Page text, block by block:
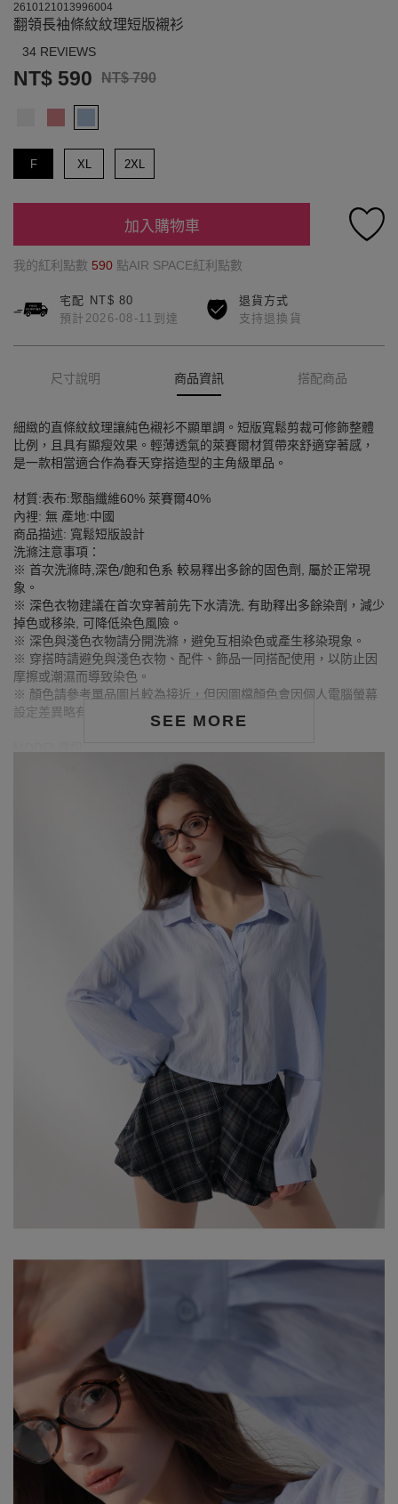
2610121013996004
翻領長袖條紋紋理短版襯衫
34 REVIEWS
NT$ 590 NT$ 790
F XL 2XL
加入購物車
我的紅利點數 590 點AIR SPACE紅利點數
宅配 NT$ 80
預計2026-08-11到達
退貨方式
支持退換貨
尺寸說明 商品資訊 搭配商品
SEE MORE
細緻的直條紋紋理讓純色襯衫不顯單調。短版寬鬆剪裁可修飾整體
比例，且具有顯瘦效果。輕薄透氣的萊賽爾材質帶來舒適穿著感，
是一款相當適合作為春天穿搭造型的主角級單品。
材質:表布:聚酯纖維60% 萊賽爾40%
內裡: 無 產地:中國
商品描述: 寬鬆短版設計
洗滌注意事項：
※ 首次洗滌時,深色/飽和色系 較易釋出多餘的固色劑, 屬於正常現
象。
※ 深色衣物建議在首次穿著前先下水清洗, 有助釋出多餘染劑，減少
掉色或移染, 可降低染色風險。
※ 深色與淺色衣物請分開洗滌，避免互相染色或產生移染現象。
※ 穿搭時請避免與淺色衣物、配件、飾品一同搭配使用，以防止因
摩擦或潮濕而導致染色。
※ 顏色請參考單品圖片較為接近，但因圖檔顏色會因個人電腦螢幕
設定差異略有不同，請以實際商品顏色為準。
身高172cm／胸圍Bust：80cm
腰圍Waist：60cm／臀圍hips：89cm
試穿報告：模特兒穿著F號